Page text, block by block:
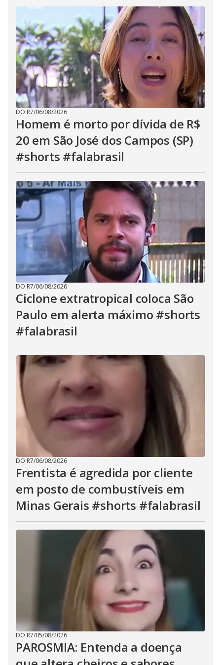
DO R7/06/08/2026
Homem é morto por dívida de R$
20 em São José dos Campos (SP)
#shorts #falabrasil
DO R7/06/08/2026
Ciclone extratropical coloca São
Paulo em alerta máximo #shorts
#falabrasil
DO R7/06/08/2026
Frentista é agredida por cliente
em posto de combustíveis em
Minas Gerais #shorts #falabrasil
DO R7/05/08/2026
PAROSMIA: Entenda a doença